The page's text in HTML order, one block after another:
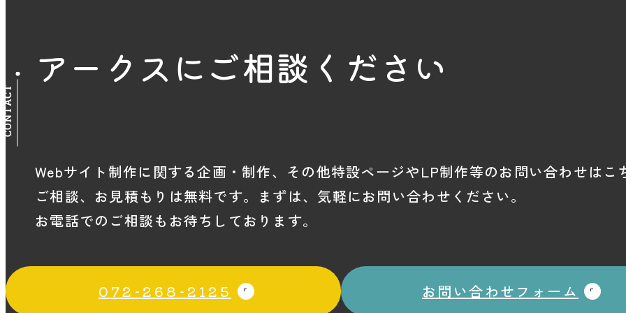
アークスにご相談 ください
CONTACT
Webサイト制作に関する企画・制作、その他特設ページやLP制作等のお問い合わせはこ
ご相談、お見積もりは無料です。まずは、気軽にお問い合わせください。
お電話でのご相談もお待ちしております。
072-268-2125 お問い合わせフォーム